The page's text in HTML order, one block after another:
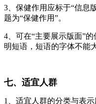
3、保健作用应标于“信息
题为“保健作用”。
4、可在“主要展示版面”
明短语，短语的字体不能
七、适宜人群
1、适宜人群的分类与表示